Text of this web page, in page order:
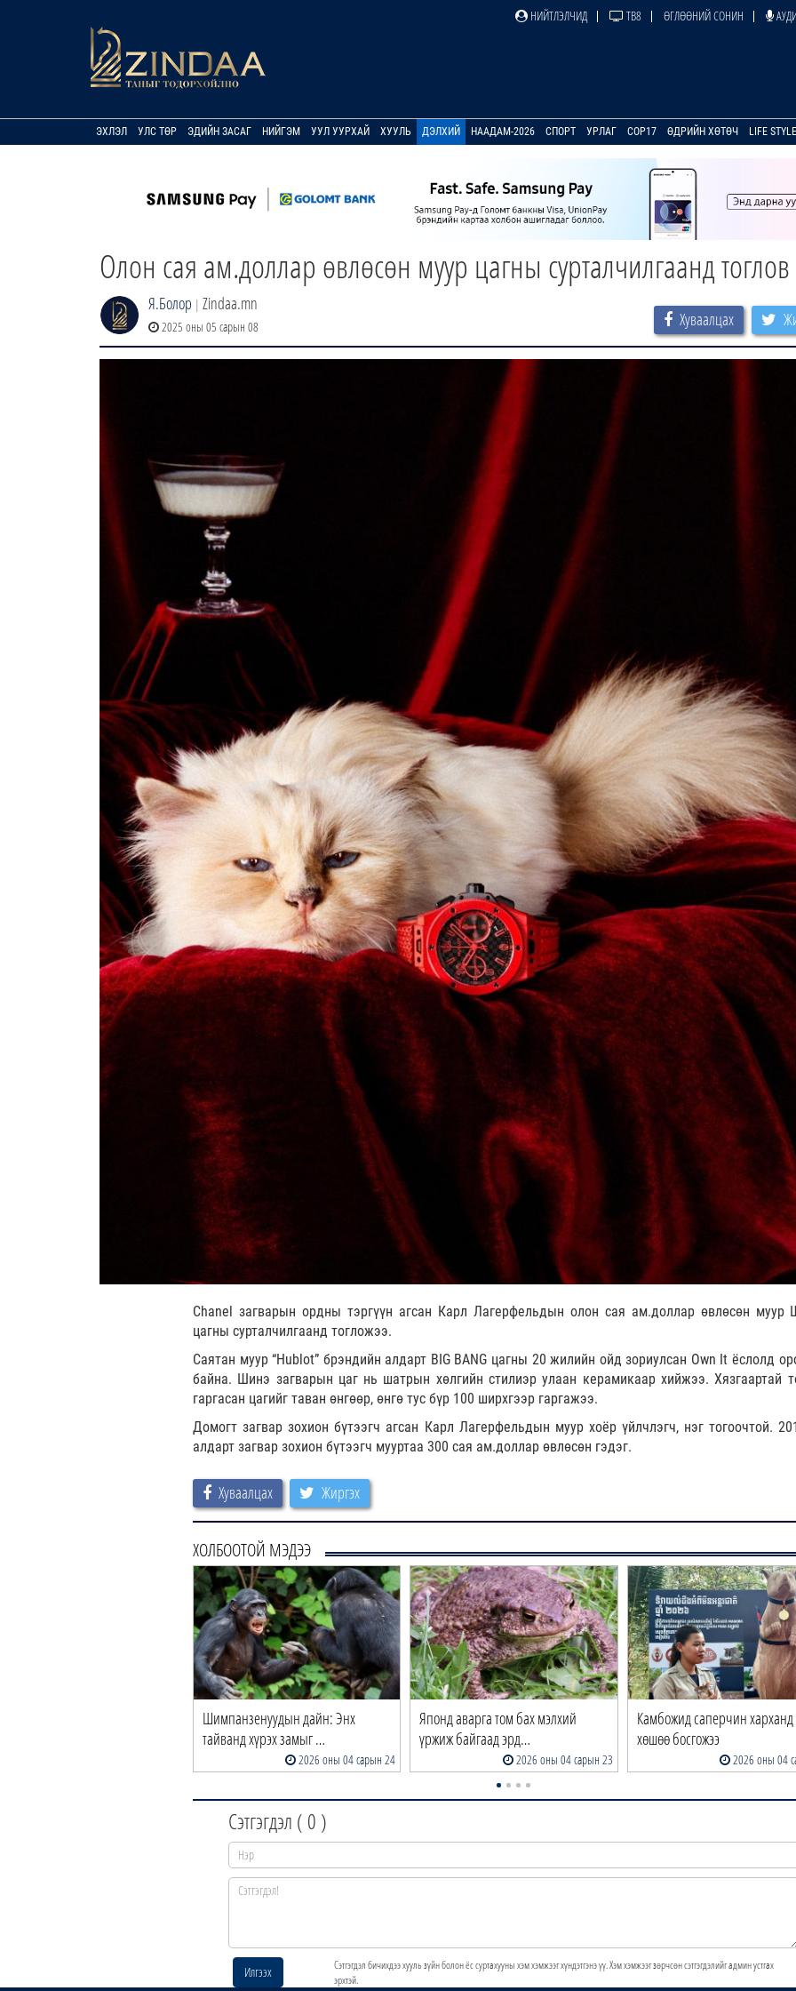
НИЙТЛЭЛЧИД ТВ8 ӨГЛӨӨНИЙ СОНИН
ЭХЛЭЛ УЛС ТӨР ЭДИЙН ЗАСАГ НИЙГЭМ УУЛ УУРХАЙ ХУУЛЬ ДЭЛХИЙ НААДАМ-2026 СПОРТ УРЛАГ COP17 ӨДРИЙН ХӨТӨЧ LIFE STYLE
Олон сая ам.доллар өвлөсөн муур цагны сурталчилгаанд тоглов
Я.Болор | Zindaa.mn
2025 оны 05 сарын 08 Хуваалцах
Chanel загварын ордны тэргүүн агсан Карл Лагерфельдын олон сая ам.доллар өвлөсөн муур
цагны сурталчилгаанд тогложээ.
Саятан муур “Hublot” брэндийн алдарт BIG BANG цагны 20 жилийн ойд зориулсан Own It ёслолд
байна. Шинэ загварын цаг нь шатрын хөлгийн стилиэр улаан керамикаар хийжээ. Хязгаартай
гаргасан цагийг таван өнгөөр, өнгө тус бүр 100 ширхгээр гаргажээ.
Домогт загвар зохион бүтээгч агсан Карл Лагерфельдын муур хоёр үйлчлэгч, нэг тогоочтой.
алдарт загвар зохион бүтээгч мууртаа 300 сая ам.доллар өвлөсөн гэдэг.
Хуваалцах Жиргэх
ХОЛБООТОЙ МЭДЭЭ
Шимпанзенуудын дайн: Энх
тайванд хүрэх замыг …
2026 оны 04 сарын 24
Японд аварга том бах мэлхий
үржиж байгаад эрд…
2026 оны 04 сарын 23
Камбожид саперчин харханд
хөшөө босгожээ
2026 оны 04
Сэтгэгдэл ( 0 )
Илгээх
Сэтгэгдэл бичихдээ хууль зүйн болон ёс суртахууны хэм хэмжээг хүндэтгэнэ үү. Хэм хэмжээг зөрчсөн сэтгэгдэлийг админ устгах
эрхтэй.